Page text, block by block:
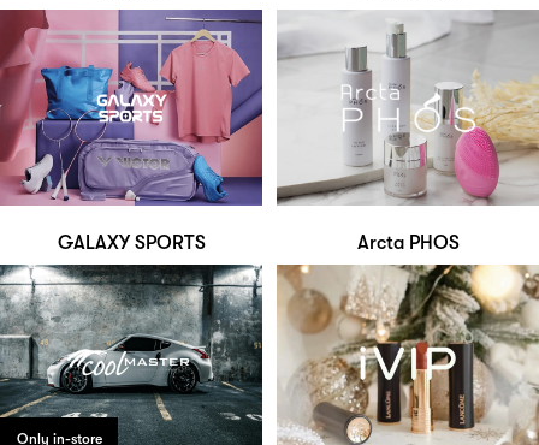
GALAXY SPORTS Arcta PHOS
Only in-store